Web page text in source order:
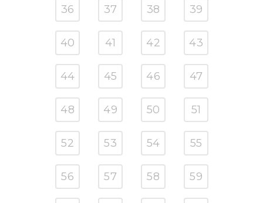
36 37 38 39
40 41 42 43
44 45 46 47
48 49 50 51
52 53 54 55
56 57 58 59